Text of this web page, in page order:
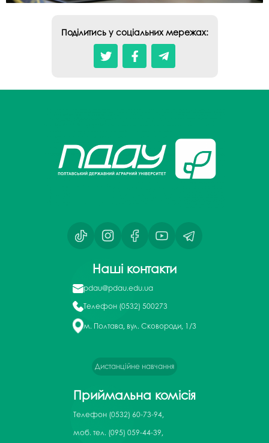
Поділитись у соціальних мережах:
Наші контакти
pdau@pdau.edu.ua
Телефон (0532) 500273
м. Полтава, вул. Сковороди, 1/3
Дистанційне навчання
Приймальна комісія
Телефон (0532) 60-73-94,
моб. тел. (095) 059-44-39,